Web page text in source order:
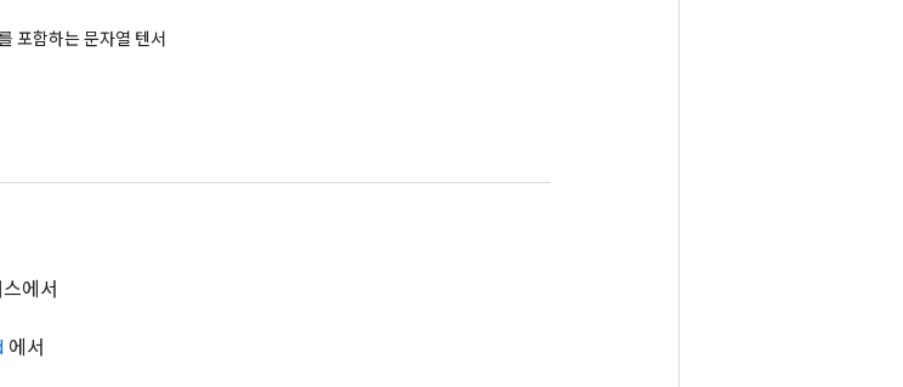
포함하는 문자열 텐서
에서
에서